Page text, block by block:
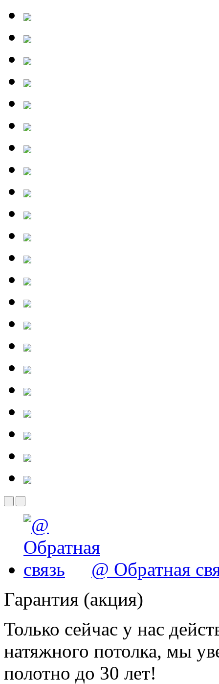
@ Обратная
Гарантия (акция)
Только сейчас у нас
натяжного потолка, мы
полотно до 30 лет!